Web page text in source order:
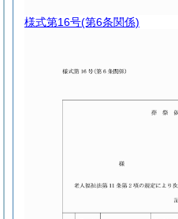
様式第16号(第6条関係)